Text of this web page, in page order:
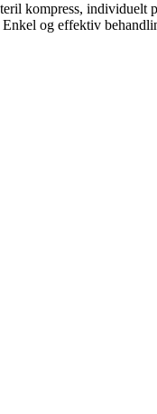
kompress,
og effektiv